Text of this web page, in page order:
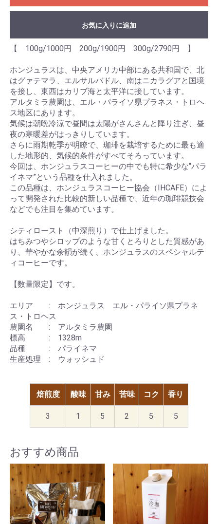
お気に入りに追加
【 100g/1000円 200g/1900円 300g/2790円 】
ホンジュラスは、中央アメリカ中部にある共和国で、北
はグァテマラ、エルサルバドル、南はニカラグアと国境
を接し、東西はカリブ海と太平洋に接しています。
アルタミラ農園は、エル・パライソ県プラネス・トロヘ
ス地区にあります。
気候は朝晩冷涼で昼間は太陽がさんさんと降り注ぎ、昼
夜の寒暖差がはっきりしています。
さらに雨期乾季が明瞭で、珈琲を栽培するために最も適
した地形的、気候的条件がすべてそろっています。
今回は、ホンジュラスコーヒーの中でも特に希少な“パラ
イネマ”という品種を仕入れました。
この品種は、ホンジュラスコーヒー協会（IHCAFE）によ
って開発された比較的新しい品種で、近年の珈琲競技会
などでも注目を集めています。
シティロースト（中深煎り）で仕上げました。
はちみつやシロップのような甘くとろりとした質感があ
り、華やかな余韻が続く、ホンジュラスのスペシャルテ
ィコーヒーです。
【数量限定】です。
エリア : ホンジュラス エル・パライソ県プラネ
ス・トロヘス
農園名 : アルタミラ農園
標高 : 1328m
品種 : パライネマ
生産処理 : ウォッシュド
焙煎度 酸味 甘み 苦味 コク 香り
3 1 5 2 5 5
おすすめ商品